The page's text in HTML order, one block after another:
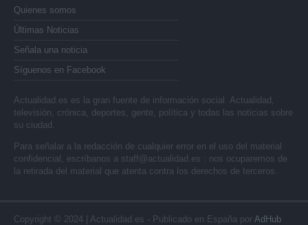
Quienes somos
Últimas Noticias
Señala una noticia
Síguenos en Facebook
Actualidad.es es la gran fuente de información social. Actualidad,
televisión, crónica, deportes, gente, política y todas las noticias sobre
su ciudad.
Para señalar a la redacción de cualquier error en el uso del material
confidencial, escríbanos a staff@actualidad.es : nos ocuparemos de
la retirada del material que atenta contra los derechos de terceros.
Copyright © 2024 | Actualidad.es - Publicado en España por AdHub